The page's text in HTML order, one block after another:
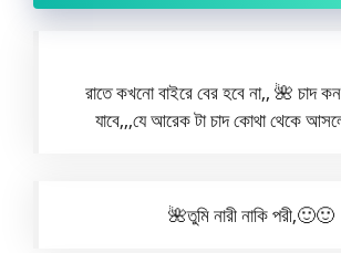
রাতে কখনো বাইরে বের হবে না,, 🌺 চাদ
যাবে,,,যে আরেক টা চাদ কোথা থেকে
🌺তুমি নারী নাকি পরী,🙂🙂